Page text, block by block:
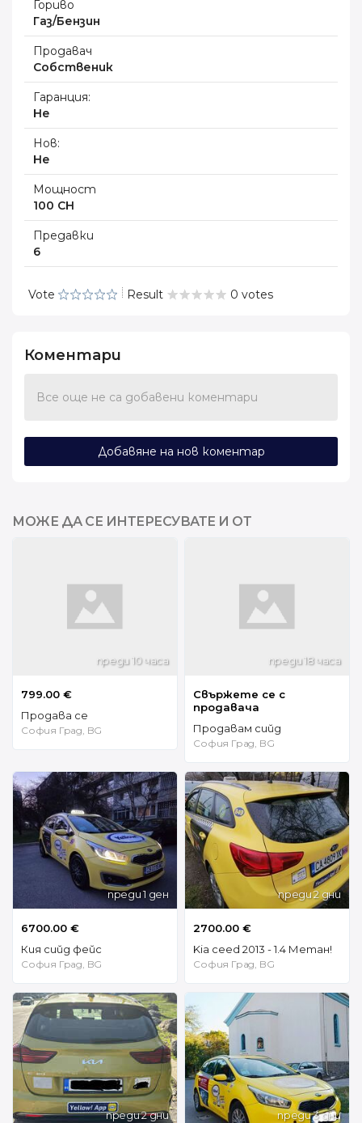
Гориво
Газ/Бензин
Продавач
Собственик
Гаранция:
Не
Нов:
Не
Мощност
100 CH
Предавки
6
Vote Result 0 votes
Коментари
Все още не са добавени коментари
Добавяне на нов коментар
МОЖЕ ДА СЕ ИНТЕРЕСУВАТЕ И ОТ
преди 10 часа
799.00 €
Продава се
София Град, BG
преди 18 часа
Свържете се с
продавача
Продавам сийд
София Град, BG
преди 1 ден
6700.00 €
Кия сийд фейс
София Град, BG
преди 2 дни
2700.00 €
Kia ceed 2013 - 1.4 Метан!
София Град, BG
преди 2 дни преди 3 дни